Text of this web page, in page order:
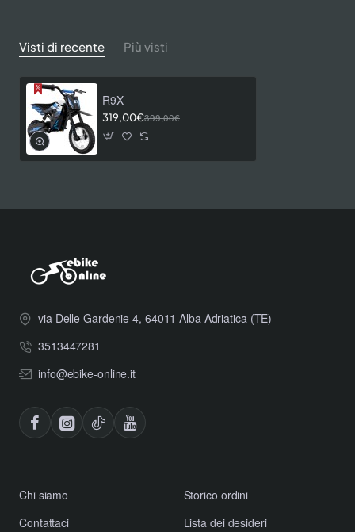
Visti di recente Più visti
R9X
319,00€399,00€
via Delle Gardenie 4, 64011 Alba Adriatica (TE)
3513447281
info@ebike-online.it
Chi siamo
Contattaci
Storico ordini
Lista dei desideri